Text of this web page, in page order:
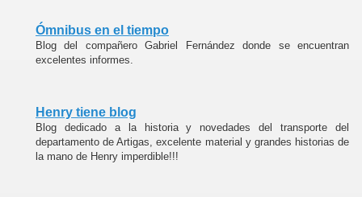
Ómnibus en el tiempo
Blog del compañero Gabriel Fernández donde se encuentran
excelentes informes.
Henry tiene blog
Blog dedicado a la historia y novedades del transporte del
departamento de Artigas, excelente material y grandes historias de
la mano de Henry imperdible!!!